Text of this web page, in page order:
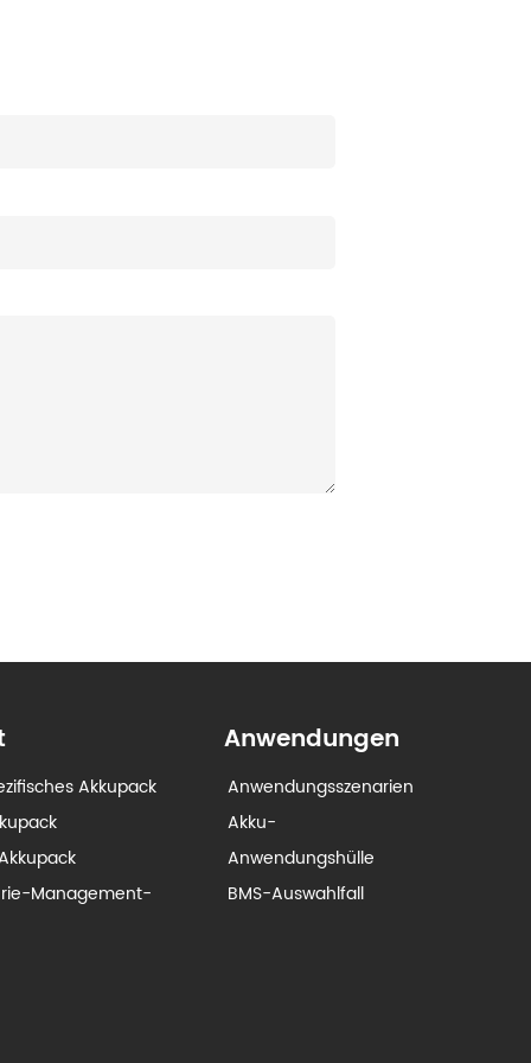
Akkupack
Management-
Anwendungen
Anwendungsszenarien
Akku-
Anwendungshülle
BMS-Auswahlfall